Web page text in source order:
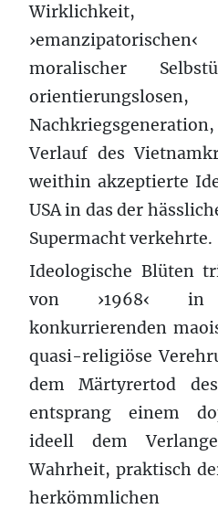
Wirklichkeit,
moralischer
Verlauf des
weithin akzeptierte
USA in das der
Supermacht verkehrte.
Ideologische Blüten
von ›1968‹ in
konkurrierenden
quasi-religiöse
dem Märtyrertod
entsprang einem
ideell dem
Wahrheit, praktisch
herkömmlichen